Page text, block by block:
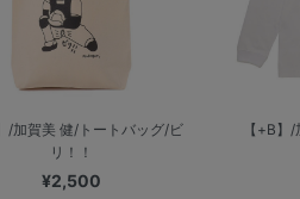
/加賀美 健/トートバッグ/ビ
リ！！
¥2,500
【+B】